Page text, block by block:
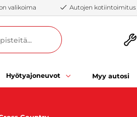
valikoima Autojen kotiintoimitus
Hyötyajoneuvot Myy autosi